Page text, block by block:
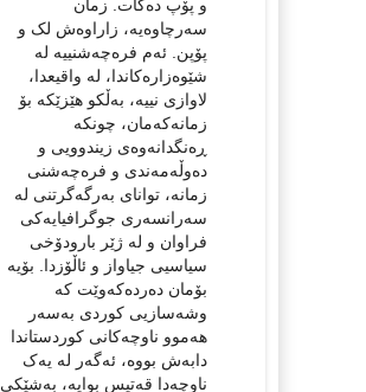
و پۆپ دەکات. زمان
سەرچاوەیە، زاراوەش لک و
پۆپن. ئەم فرەچەشنییە لە
شێوەزارەکاندا، لە واقیعدا،
لاوازی نییە، بەڵکو هێزێکە بۆ
زمانەکەمان، چونکە
ڕەنگدانەوەی زیندوویی و
دەوڵەمەندی و فرەچەشنی
زمانە، توانای بەرگەگرتنی لە
سەرانسەری جوگرافیایەکی
فراوان و لە ژێر بارودۆخی
سیاسیی جیاواز و ئاڵۆزدا. بۆیە
بۆمان دەردەکەوێت کە
وشەسازیی کوردی بەسەر
هەموو ناوچەکانی کوردستاندا
دابەش بووە، ئەگەر لە یەک
ناوچەدا قەتیس بوایە، بەشێکی